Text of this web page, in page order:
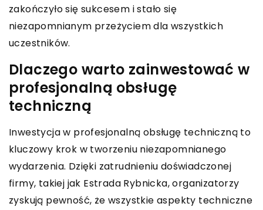
zakończyło się sukcesem i stało się
niezapomnianym przeżyciem dla wszystkich
uczestników.
Dlaczego warto zainwestować w
profesjonalną obsługę
techniczną
Inwestycja w profesjonalną obsługę techniczną to
kluczowy krok w tworzeniu niezapomnianego
wydarzenia. Dzięki zatrudnieniu doświadczonej
firmy, takiej jak Estrada Rybnicka, organizatorzy
zyskują pewność, że wszystkie aspekty techniczne